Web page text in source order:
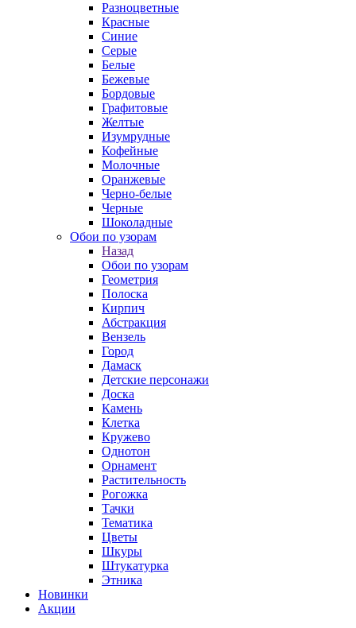
Разноцветные
Красные
Синие
Серые
Белые
Бежевые
Бордовые
Графитовые
Желтые
Изумрудные
Кофейные
Молочные
Оранжевые
Черно-белые
Черные
Шоколадные
Обои по узорам
Назад
Обои по узорам
Геометрия
Полоска
Кирпич
Абстракция
Вензель
Город
Дамаск
Детские персонажи
Доска
Камень
Клетка
Кружево
Однотон
Орнамент
Растительность
Рогожка
Тачки
Тематика
Цветы
Шкуры
Штукатурка
Этника
Новинки
Акции